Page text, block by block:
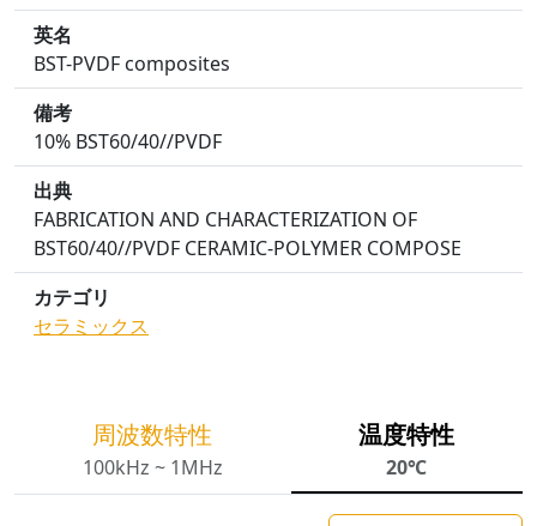
英名
BST-PVDF composites
備考
10% BST60/40//PVDF
出典
FABRICATION AND CHARACTERIZATION OF
BST60/40//PVDF CERAMIC-POLYMER COMPOSE
カテゴリ
セラミックス
周波数特性
100kHz ~ 1MHz
温度特性
20℃